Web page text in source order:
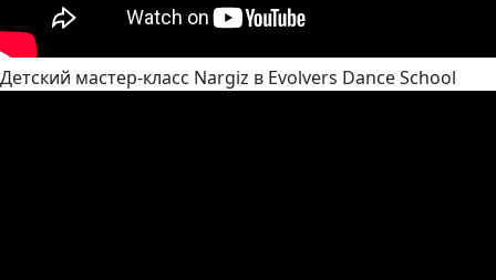
Детский мастер-класс Nargiz в Evolvers Dance School